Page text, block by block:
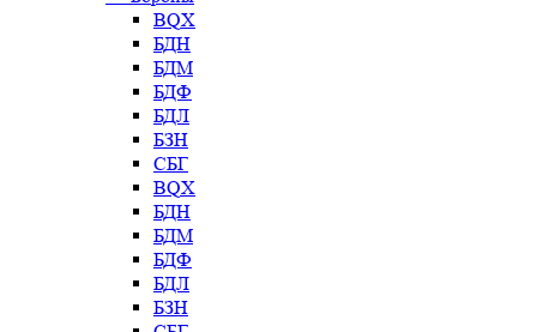
BQX
БДН
БДМ
БДФ
БДЛ
БЗН
СБГ
BQX
БДН
БДМ
БДФ
БДЛ
БЗН